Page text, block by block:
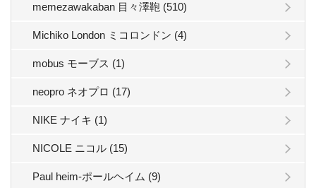
memezawakaban 目々澤鞄 (510)
Michiko London ミコロンドン (4)
mobus モーブス (1)
neopro ネオプロ (17)
NIKE ナイキ (1)
NICOLE ニコル (15)
Paul heim-ポールヘイム (9)